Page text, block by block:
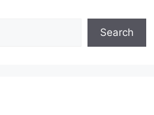
Search